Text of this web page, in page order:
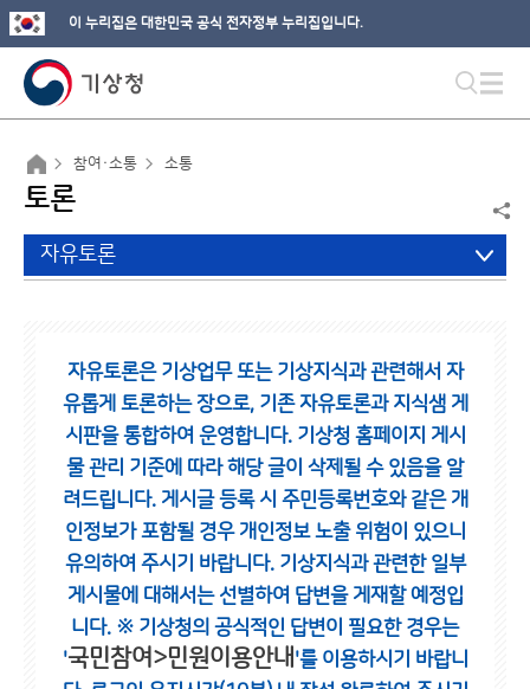
이 누리집은 대한민국 공식 전자정부 누리집입니다.
참여·소통 소통
토론
자유토론
자유토론은 기상업무 또는 기상지식과 관련해서 자
유롭게 토론하는 장으로, 기존 자유토론과 지식샘 게
시판을 통합하여 운영합니다. 기상청 홈페이지 게시
물 관리 기준에 따라 해당 글이 삭제될 수 있음을 알
려드립니다. 게시글 등록 시 주민등록번호와 같은 개
인정보가 포함될 경우 개인정보 노출 위험이 있으니
유의하여 주시기 바랍니다. 기상지식과 관련한 일부
게시물에 대해서는 선별하여 답변을 게재할 예정입
니다. ※ 기상청의 공식적인 답변이 필요한 경우는
'국민참여>민원이용안내 '를 이용하시기 바랍니